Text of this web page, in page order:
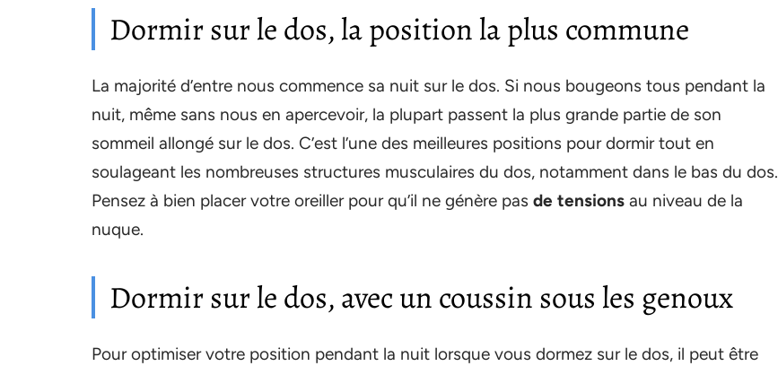
Dormir sur le dos, la position la plus commune
La majorité d’entre nous commence sa nuit sur le dos. Si nous bougeons tous pendant la
nuit, même sans nous en apercevoir, la plupart passent la plus grande partie de son
sommeil allongé sur le dos. C’est l’une des meilleures positions pour dormir tout en
soulageant les nombreuses structures musculaires du dos, notamment dans le bas du dos.
Pensez à bien placer votre oreiller pour qu’il ne génère pas de tensions au niveau de la
nuque.
Dormir sur le dos, avec un coussin sous les genoux
Pour optimiser votre position pendant la nuit lorsque vous dormez sur le dos, il peut être